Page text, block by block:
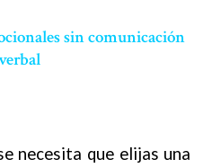
sin comunicación
necesita que elijas una